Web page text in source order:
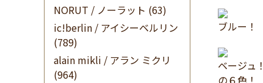
NORUT / ノーラット (63)
ic!berlin / アイシーベルリン
(789)
alain mikli / アラン ミクリ
(964)
ブルー！
ベージュ！
の６色！